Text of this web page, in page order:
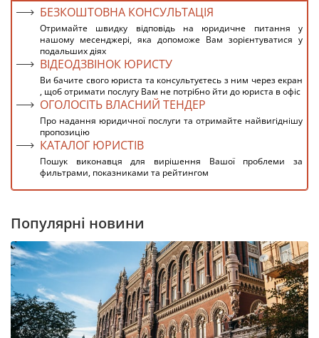
БЕЗКОШТОВНА КОНСУЛЬТАЦІЯ
Отримайте швидку відповідь на юридичне питання у
нашому месенджері, яка допоможе Вам зорієнтуватися у
подальших діях
ВІДЕОДЗВІНОК ЮРИСТУ
Ви бачите свого юриста та консультуєтесь з ним через екран
, щоб отримати послугу Вам не потрібно йти до юриста в офіс
ОГОЛОСІТЬ ВЛАСНИЙ ТЕНДЕР
Про надання юридичної послуги та отримайте найвигіднішу
пропозицію
КАТАЛОГ ЮРИСТІВ
Пошук виконавця для вирішення Вашої проблеми за
фильтрами, показниками та рейтингом
Популярні новини